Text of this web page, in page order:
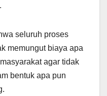
seluruh proses
memungut biaya apa
agar tidak
bentuk apa pun